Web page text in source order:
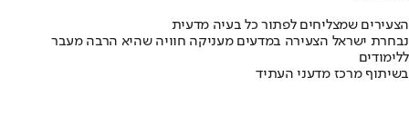
הצעירים שמצליחים לפתור כל בעיה מדעית
נבחרת ישראל הצעירה במדעים מעניקה חוויה שהיא הרבה מעבר
ללימודים
בשיתוף מרכז מדעני העתיד